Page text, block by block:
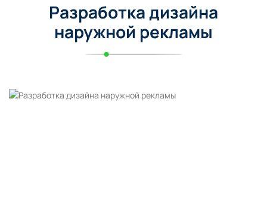
Разработка дизайна
наружной рекламы